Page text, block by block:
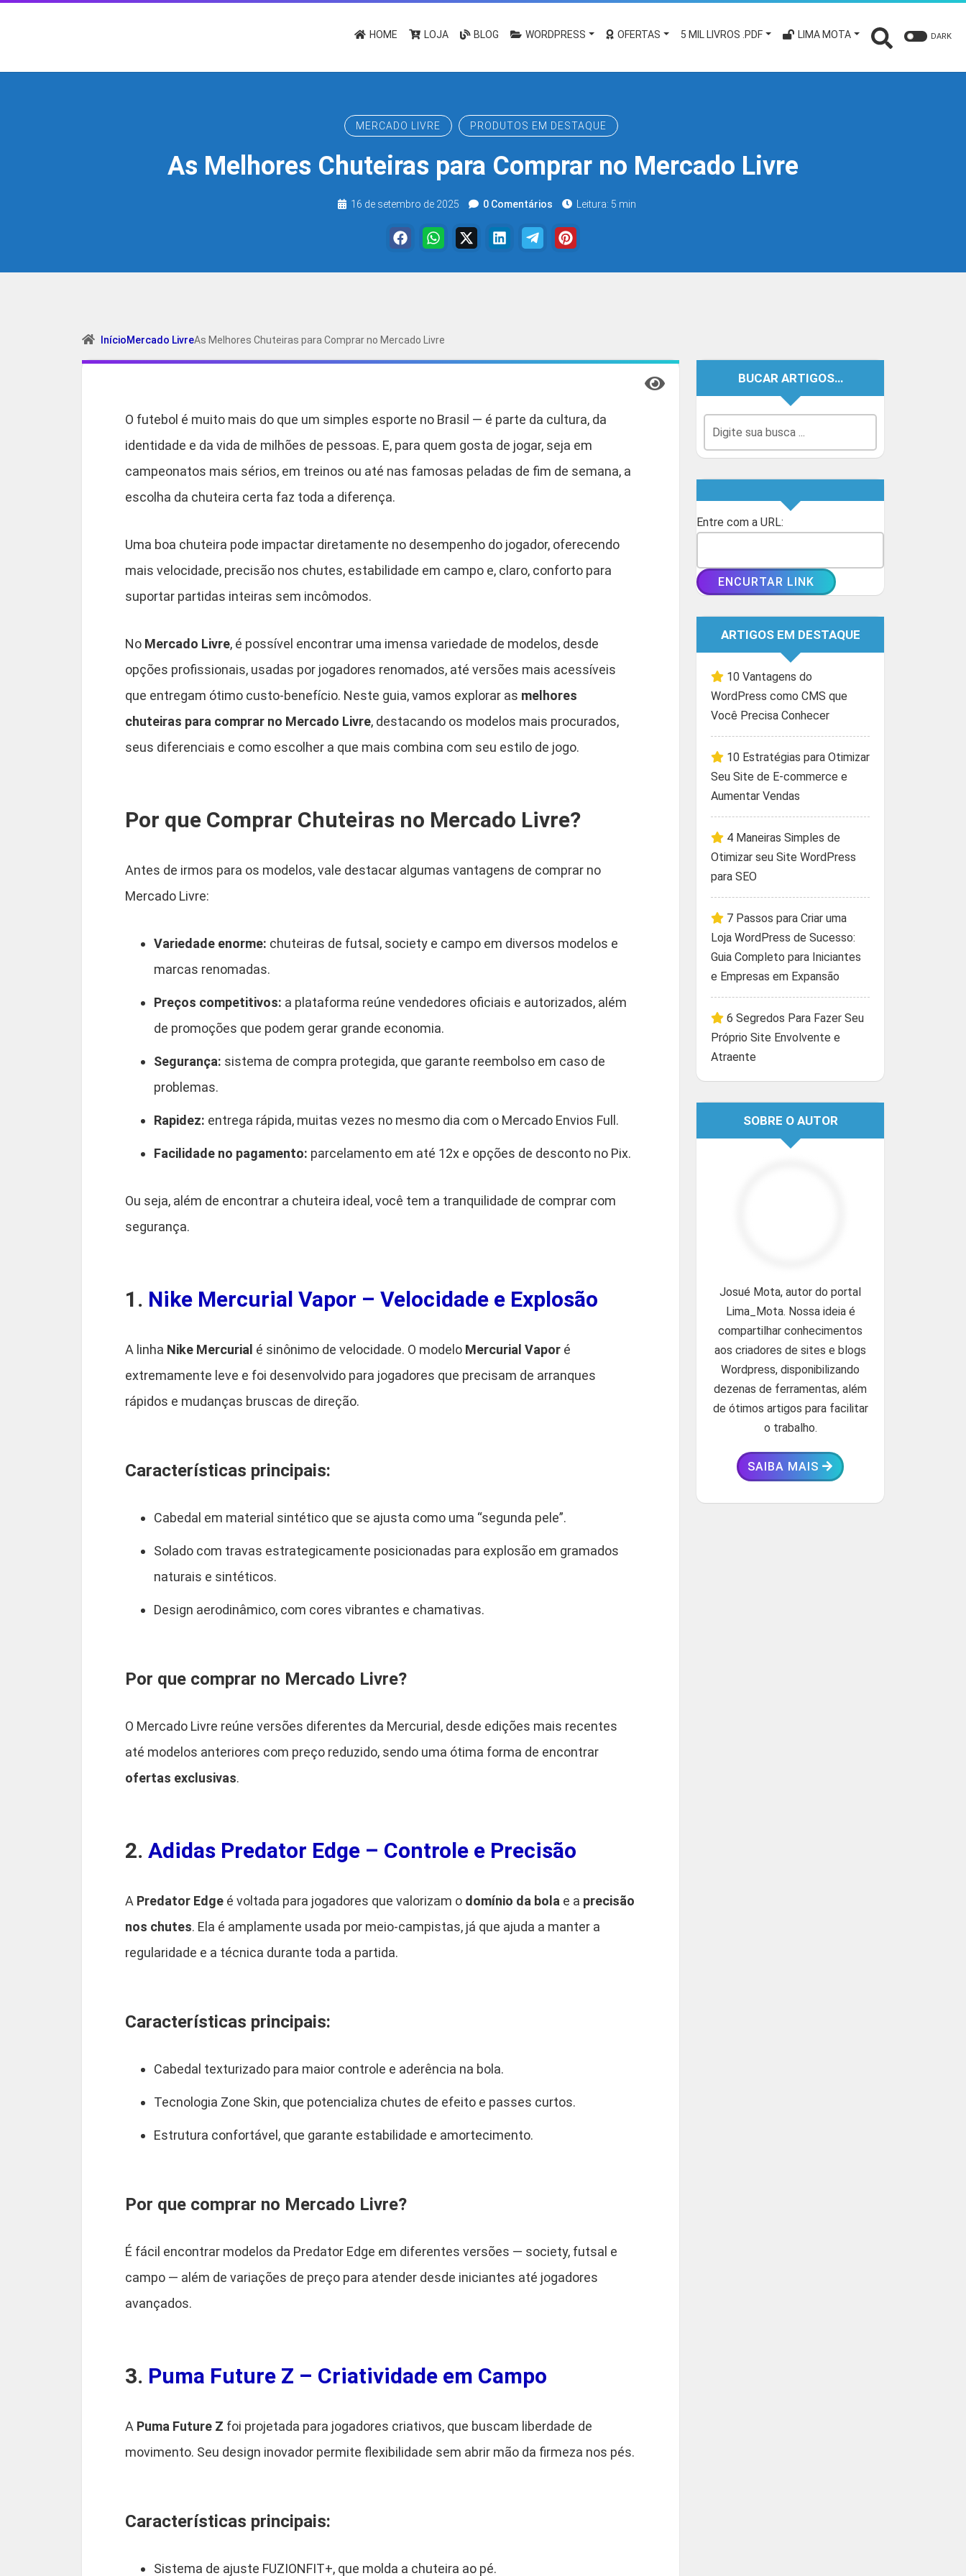
HOME LOJA BLOG WORDPRESS OFERTAS 5 MIL LIVROS .PDF LIMA MOTA DARK
MERCADO LIVRE PRODUTOS EM DESTAQUE
As Melhores Chuteiras para Comprar no Mercado Livre
16 de setembro de 2025 0 Comentários Leitura: 5 min
InícioMercado LivreAs Melhores Chuteiras para Comprar no Mercado Livre
O futebol é muito mais do que um simples esporte no Brasil — é parte da cultura, da
identidade e da vida de milhões de pessoas. E, para quem gosta de jogar, seja em
campeonatos mais sérios, em treinos ou até nas famosas peladas de fim de semana, a
escolha da chuteira certa faz toda a diferença.
Uma boa chuteira pode impactar diretamente no desempenho do jogador, oferecendo
mais velocidade, precisão nos chutes, estabilidade em campo e, claro, conforto para
suportar partidas inteiras sem incômodos.
No Mercado Livre, é possível encontrar uma imensa variedade de modelos, desde
opções profissionais, usadas por jogadores renomados, até versões mais acessíveis
que entregam ótimo custo-benefício. Neste guia, vamos explorar as melhores
chuteiras para comprar no Mercado Livre, destacando os modelos mais procurados,
seus diferenciais e como escolher a que mais combina com seu estilo de jogo.
Por que Comprar Chuteiras no Mercado Livre?
Antes de irmos para os modelos, vale destacar algumas vantagens de comprar no
Mercado Livre:
Variedade enorme: chuteiras de futsal, society e campo em diversos modelos e
marcas renomadas.
Preços competitivos: a plataforma reúne vendedores oficiais e autorizados, além
de promoções que podem gerar grande economia.
Segurança: sistema de compra protegida, que garante reembolso em caso de
problemas.
Rapidez: entrega rápida, muitas vezes no mesmo dia com o Mercado Envios Full.
Facilidade no pagamento: parcelamento em até 12x e opções de desconto no Pix.
Ou seja, além de encontrar a chuteira ideal, você tem a tranquilidade de comprar com
segurança.
1. Nike Mercurial Vapor – Velocidade e Explosão
A linha Nike Mercurial é sinônimo de velocidade. O modelo Mercurial Vapor é
extremamente leve e foi desenvolvido para jogadores que precisam de arranques
rápidos e mudanças bruscas de direção.
Características principais:
Cabedal em material sintético que se ajusta como uma “segunda pele”.
Solado com travas estrategicamente posicionadas para explosão em gramados
naturais e sintéticos.
Design aerodinâmico, com cores vibrantes e chamativas.
Por que comprar no Mercado Livre?
O Mercado Livre reúne versões diferentes da Mercurial, desde edições mais recentes
até modelos anteriores com preço reduzido, sendo uma ótima forma de encontrar
ofertas exclusivas.
2. Adidas Predator Edge – Controle e Precisão
A Predator Edge é voltada para jogadores que valorizam o domínio da bola e a precisão
nos chutes. Ela é amplamente usada por meio-campistas, já que ajuda a manter a
regularidade e a técnica durante toda a partida.
Características principais:
Cabedal texturizado para maior controle e aderência na bola.
Tecnologia Zone Skin, que potencializa chutes de efeito e passes curtos.
Estrutura confortável, que garante estabilidade e amortecimento.
Por que comprar no Mercado Livre?
É fácil encontrar modelos da Predator Edge em diferentes versões — society, futsal e
campo — além de variações de preço para atender desde iniciantes até jogadores
avançados.
3. Puma Future Z – Criatividade em Campo
A Puma Future Z foi projetada para jogadores criativos, que buscam liberdade de
movimento. Seu design inovador permite flexibilidade sem abrir mão da firmeza nos pés.
Características principais:
Sistema de ajuste FUZIONFIT+, que molda a chuteira ao pé.
BUCAR ARTIGOS…
Entre com a URL:
ARTIGOS EM DESTAQUE
10 Vantagens do
WordPress como CMS que
Você Precisa Conhecer
10 Estratégias para Otimizar
Seu Site de E-commerce e
Aumentar Vendas
4 Maneiras Simples de
Otimizar seu Site WordPress
para SEO
7 Passos para Criar uma
Loja WordPress de Sucesso:
Guia Completo para Iniciantes
e Empresas em Expansão
6 Segredos Para Fazer Seu
Próprio Site Envolvente e
Atraente
SOBRE O AUTOR
Josué Mota, autor do portal
Lima_Mota. Nossa ideia é
compartilhar conhecimentos
aos criadores de sites e blogs
Wordpress, disponibilizando
dezenas de ferramentas, além
de ótimos artigos para facilitar
o trabalho.
SAIBA MAIS